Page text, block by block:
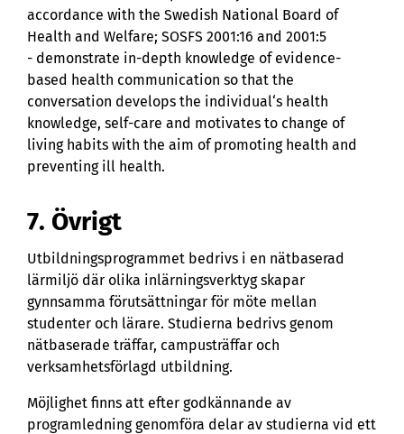
accordance with the Swedish National Board of
Health and Welfare; SOSFS 2001:16 and 2001:5
- demonstrate in-depth knowledge of evidence-
based health communication so that the
conversation develops the individual‘s health
knowledge, self-care and motivates to change of
living habits with the aim of promoting health and
preventing ill health.
7. Övrigt
Utbildningsprogrammet bedrivs i en nätbaserad
lärmiljö där olika inlärningsverktyg skapar
gynnsamma förutsättningar för möte mellan
studenter och lärare. Studierna bedrivs genom
nätbaserade träffar, campusträffar och
verksamhetsförlagd utbildning.
Möjlighet finns att efter godkännande av
programledning genomföra delar av studierna vid ett